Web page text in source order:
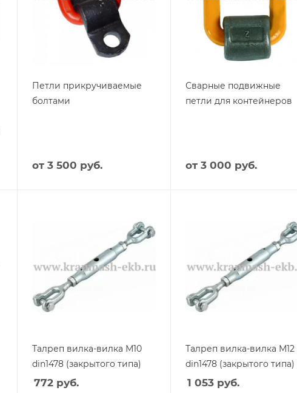
Петли прикручиваемые
болтами
от 3 500 руб.
Сварные подвижные
петли для контейнеров
от 3 000 руб.
Талреп вилка-вилка М10
din1478 (закрытого типа)
772 руб.
Талреп вилка-вилка М12
din1478 (закрытого типа)
1 053 руб.